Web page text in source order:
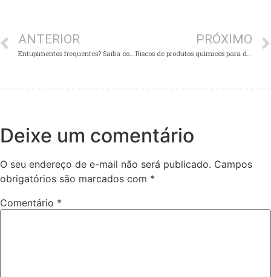
ANTERIOR
Entupimentos frequentes? Saiba como evitar esse problema e manter seus encanamentos livres
PRÓXIMO
Riscos de produtos químicos para desentupir encanamentos
Deixe um comentário
O seu endereço de e-mail não será publicado. Campos
obrigatórios são marcados com *
Comentário *